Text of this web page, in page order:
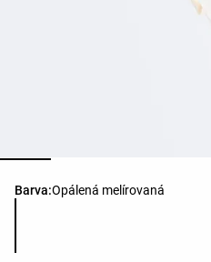
Barva:Opálená melírovaná
Seznam barev produktu